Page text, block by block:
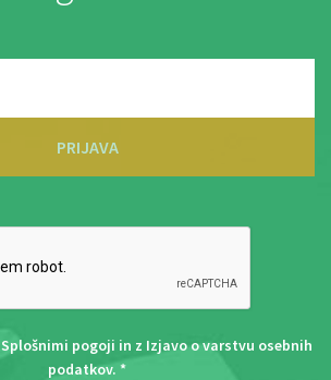
PRIJAVA
Splošnimi pogoji in z Izjavo o varstvu osebnih
podatkov. *